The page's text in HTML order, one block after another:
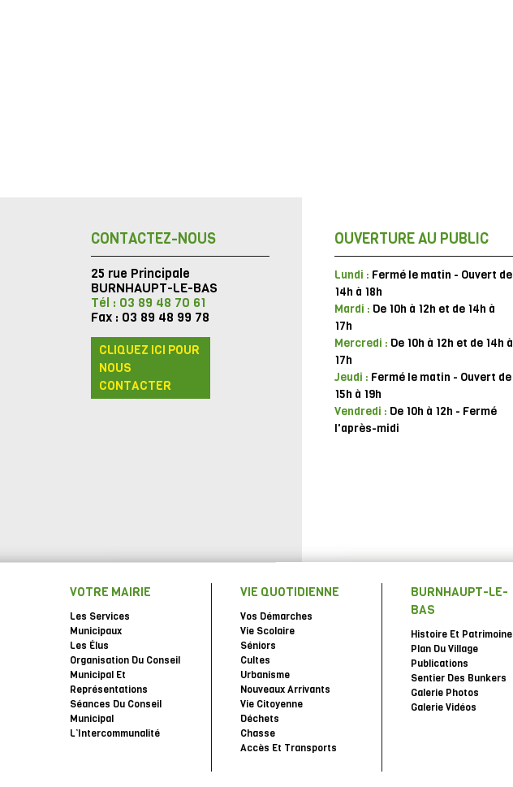
CONTACTEZ-NOUS
25 rue Principale
BURNHAUPT-LE-BAS
Tél : 03 89 48 70 61
Fax : 03 89 48 99 78
CLIQUEZ ICI POUR
NOUS
CONTACTER
OUVERTURE AU PUBLIC
Lundi : Fermé le matin - Ouvert de
14h à 18h
Mardi : De 10h à 12h et de 14h à
17h
Mercredi : De 10h à 12h et de 14h à
17h
Jeudi : Fermé le matin - Ouvert de
15h à 19h
Vendredi : De 10h à 12h - Fermé
l'après-midi
VOTRE MAIRIE
Les Services
Municipaux
Les Élus
Organisation Du Conseil
Municipal Et
Représentations
Séances Du Conseil
Municipal
L’Intercommunalité
VIE QUOTIDIENNE
Vos Démarches
Vie Scolaire
Séniors
Cultes
Urbanisme
Nouveaux Arrivants
Vie Citoyenne
Déchets
Chasse
Accès Et Transports
BURNHAUPT-LE-
BAS
Histoire Et Patrimoine
Plan Du Village
Publications
Sentier Des Bunkers
Galerie Photos
Galerie Vidéos